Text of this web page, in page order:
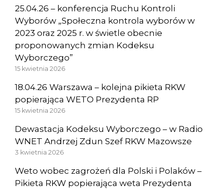
25.04.26 – konferencja Ruchu Kontroli
Wyborów „Społeczna kontrola wyborów w
2023 oraz 2025 r. w świetle obecnie
proponowanych zmian Kodeksu
Wyborczego”
15 kwietnia 2026
18.04.26 Warszawa – kolejna pikieta RKW
popierająca WETO Prezydenta RP
15 kwietnia 2026
Dewastacja Kodeksu Wyborczego – w Radio
WNET Andrzej Zdun Szef RKW Mazowsze
3 kwietnia 2026
Weto wobec zagrożeń dla Polski i Polaków –
Pikieta RKW popierająca weta Prezydenta